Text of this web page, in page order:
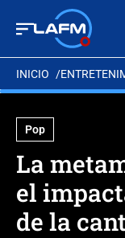
INICIO
Pop
La
el
de la